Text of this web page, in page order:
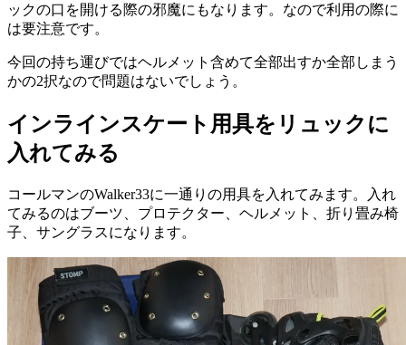
ックの口を開ける際の邪魔にもなります。なので利用の際に
は要注意です。
今回の持ち運びではヘルメット含めて全部出すか全部しまう
かの2択なので問題はないでしょう。
インラインスケート用具をリュックに
入れてみる
コールマンのWalker33に一通りの用具を入れてみます。入れ
てみるのはブーツ、プロテクター、ヘルメット、折り畳み椅
子、サングラスになります。